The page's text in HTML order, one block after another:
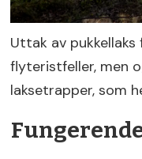
Uttak av
flyteristfeller, men
laksetrapper, som